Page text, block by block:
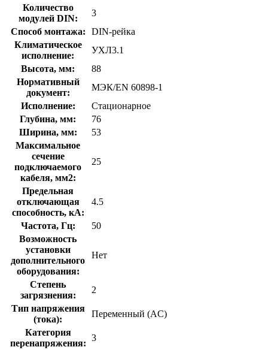
Количество
модулей DIN:
3
Способ монтажа:
DIN-рейка
Климатическое
исполнение:
УХЛ3.1
Высота, мм:
88
Нормативный
документ:
МЭК/EN 60898-1
Исполнение:
Стационарное
Глубина, мм:
76
Ширина, мм:
53
Максимальное
сечение
подключаемого
кабеля, мм2:
25
Предельная
отключающая
способность, кA:
4.5
Частота, Гц:
50
Возможность
установки
дополнительного
оборудования:
Нет
Степень
загрязнения:
2
Тип напряжения
(тока):
Переменный (AC)
Категория
перенапряжения:
3